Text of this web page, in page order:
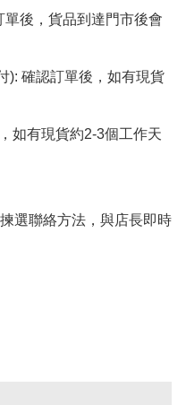
後，貨品到達門市後會
): 確認訂單後，如有現貨
如有現貨約2-3個工作天
選聯絡方法，與店長即時